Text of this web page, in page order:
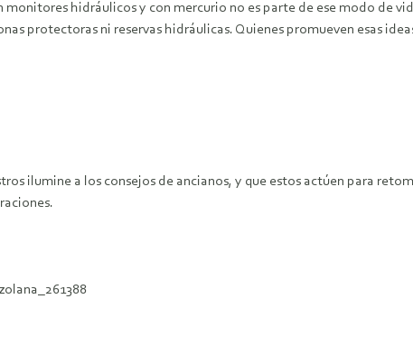
hidráulicos y con mercurio no es parte de ese modo de
protectoras ni reservas hidráulicas. Quienes promueven esas
ilumine a los consejos de ancianos, y que estos actúen para